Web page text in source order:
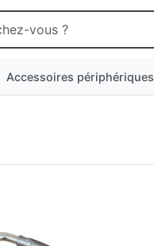
Accessoires périphériques